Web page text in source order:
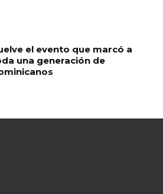
el evento que marcó a
una generación de